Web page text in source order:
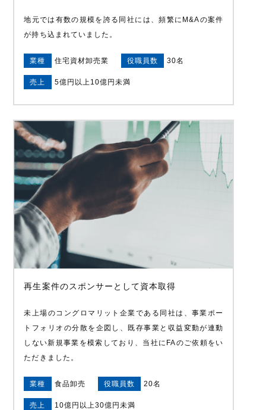
地元では有数の規模を誇る同社には、頻繁にM&Aの案件
が持ち込まれていました。
業種 住宅資材卸売業 役職員数 30名
売上 5億円以上10億円未満
再生案件のスポンサーとして資本取得
未上場のコングロマリット企業である同社は、事業ポー
トフォリオの分散を企図し、既存事業と収益変動が連動
しない新規事業を模索しており、当社にFAのご依頼をい
ただきました。
業種 食品卸売 役職員数 20名
売上 10億円以上30億円未満